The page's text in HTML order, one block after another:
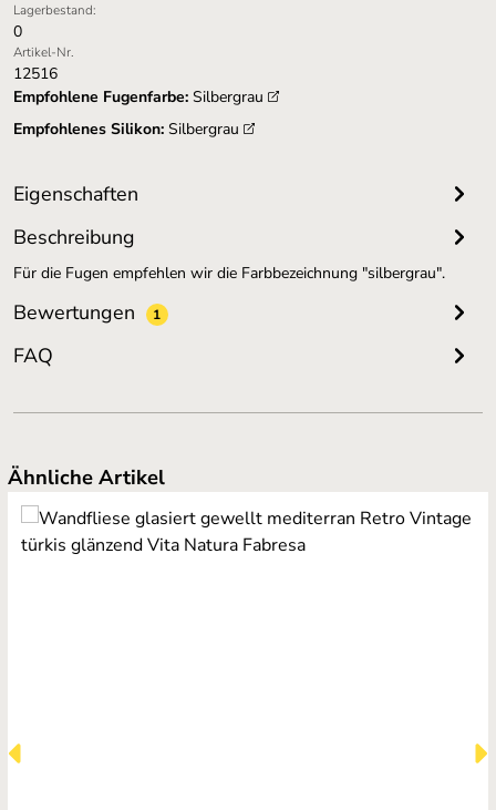
Lagerbestand:
0
Artikel-Nr.
12516
Empfohlene Fugenfarbe: Silbergrau
Empfohlenes Silikon: Silbergrau
Eigenschaften
Beschreibung
Für die Fugen empfehlen wir die Farbbezeichnung "silbergrau".
Bewertungen 1
FAQ
Produktgalerie überspringen
Ähnliche Artikel